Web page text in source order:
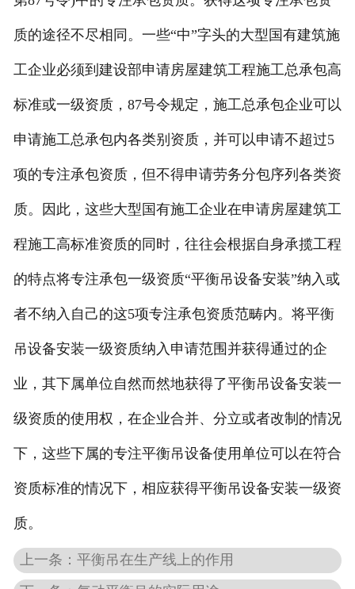
质的途径不尽相同。一些“中”字头的大型国有建筑施
工企业必须到建设部申请房屋建筑工程施工总承包高
标准或一级资质，87号令规定，施工总承包企业可以
申请施工总承包内各类别资质，并可以申请不超过5
项的专注承包资质，但不得申请劳务分包序列各类资
质。因此，这些大型国有施工企业在申请房屋建筑工
程施工高标准资质的同时，往往会根据自身承揽工程
的特点将专注承包一级资质“平衡吊设备安装”纳入或
者不纳入自己的这5项专注承包资质范畴内。将平衡
吊设备安装一级资质纳入申请范围并获得通过的企
业，其下属单位自然而然地获得了平衡吊设备安装一
级资质的使用权，在企业合并、分立或者改制的情况
下，这些下属的专注平衡吊设备使用单位可以在符合
资质标准的情况下，相应获得平衡吊设备安装一级资
质。
上一条：平衡吊在生产线上的作用